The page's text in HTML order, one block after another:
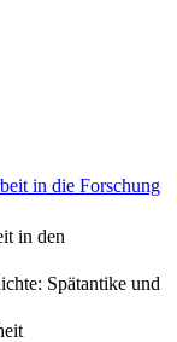
in die Forschung
in den
Spätantike und